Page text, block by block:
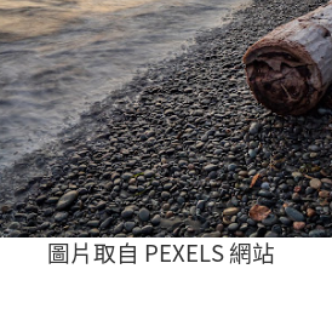
圖片取自 PEXELS 網站